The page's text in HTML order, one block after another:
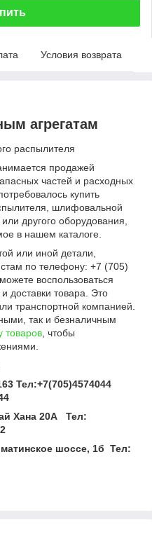
Условия возврата
агрегатам
распылителя
продажей
частей и расходных
купить
шлифовальной
другого оборудования,
в нашем каталоге.
или иной детали,
по телефону: +7 (705)
воспользоваться
доставки товара. Это
транспортной компанией.
так и безналичным
товаров, чтобы
Тел:+7(705)4574044
Хана 20А
Тел:
шоссе, 1б Тел: